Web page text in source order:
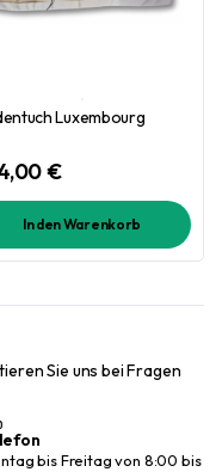
Luxembourg
€
In den Warenkorb
Sie uns bei Fragen
bis Freitag von 8:00 bis